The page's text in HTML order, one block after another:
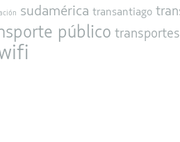
sudamérica transantiago
público transportes